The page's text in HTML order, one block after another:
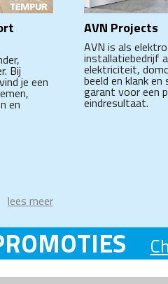
Bij
je een
en
lees meer
AVN Projects
AVN is als
installatiebedrijf
elektriciteit,
beeld en klank
garant voor een
eindresultaat.